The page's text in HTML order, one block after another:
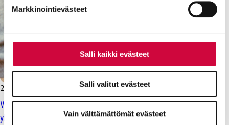
Markkinointievästeet
Salli kaikki evästeet
Salli valitut evästeet
Vain välttämättömät evästeet
2.2.2026
Valtakunnansovittelija kutsui osapuolet ratkaisemaan
yksityisen sosiaalialan kiistaa